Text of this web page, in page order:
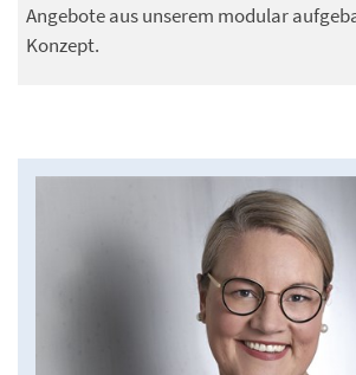
Angebote aus unserem modular
Konzept.